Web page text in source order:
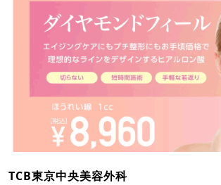
TCB東京中央美容外科